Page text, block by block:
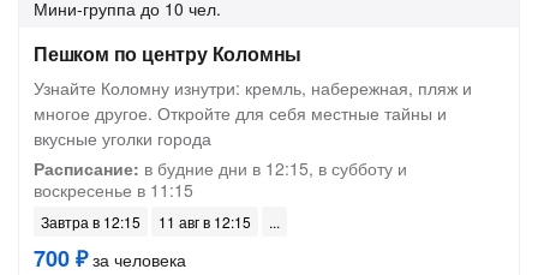
Мини-группа до 10 чел.
Пешком по центру Коломны
Узнайте Коломну изнутри: кремль, набережная, пляж и
многое другое. Откройте для себя местные тайны и
вкусные уголки города
Расписание: в будние дни в 12:15, в субботу и
воскресенье в 11:15
Завтра в 12:15 11 авг в 12:15
700 ₽за человека